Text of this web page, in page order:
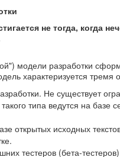
не тогда, когда
модели разработки
характеризуется тремя
Не существует
типа ведутся на базе
открытых исходных
тестеров (бета-